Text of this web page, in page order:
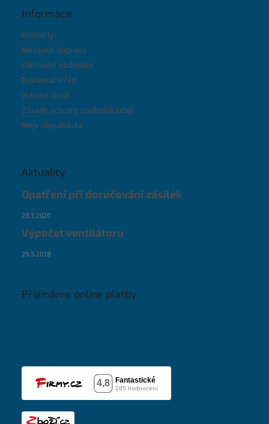
Informace
Kontakty
Možnosti dopravy
Obchodní podmínky
Reklamační řád
Vrácení zboží
Zásady ochrany osobních údajů
Moje objednávka
Aktuality
Opatření při doručování zásilek
20.3.2020
Výpočet ventilátoru
29.5.2018
Přijímáme online platby